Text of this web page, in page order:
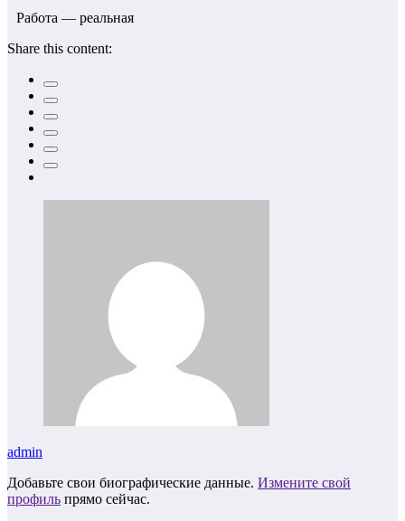
Работа — реальная
Share this content:
admin
Добавьте свои биографические данные. Измените свой
профиль прямо сейчас.